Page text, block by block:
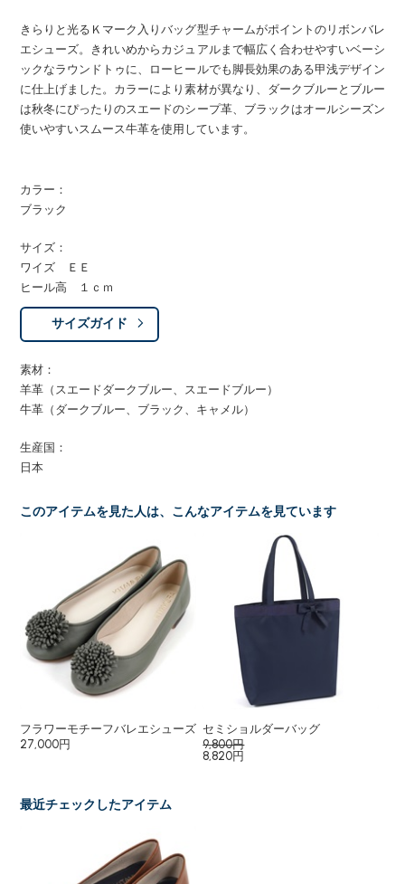
きらりと光るＫマーク入りバッグ型チャームがポイントのリボンバレ
エシューズ。きれいめからカジュアルまで幅広く合わせやすいベーシ
ックなラウンドトゥに、ローヒールでも脚長効果のある甲浅デザイン
に仕上げました。カラーにより素材が異なり、ダークブルーとブルー
は秋冬にぴったりのスエードのシープ革、ブラックはオールシーズン
使いやすいスムース牛革を使用しています。
カラー：
ブラック
サイズ：
ワイズ ＥＥ
ヒール高 １ｃｍ
サイズガイド
素材：
羊革（スエードダークブルー、スエードブルー）
牛革（ダークブルー、ブラック、キャメル）
生産国：
日本
このアイテムを見た人は、こんなアイテムを見ています
フラワーモチーフバレエシューズ
27,000円
セミショルダーバッグ
9,800円
8,820円
最近チェックしたアイテム